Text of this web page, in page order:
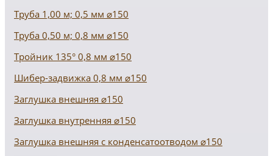
Труба 1,00 м; 0,5 мм ⌀150
Труба 0,50 м; 0,8 мм ⌀150
Тройник 135° 0,8 мм ⌀150
Шибер-задвижка 0,8 мм ⌀150
Заглушка внешняя ⌀150
Заглушка внутренняя ⌀150
Заглушка внешняя с конденсатоотводом ⌀150